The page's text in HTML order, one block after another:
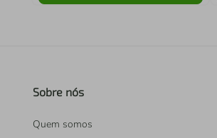
Sobre nós
Quem somos